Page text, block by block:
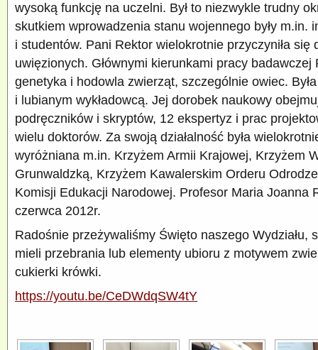
wysoką funkcję na uczelni. Był to niezwykle trudny
skutkiem wprowadzenia stanu wojennego były m.in.
i studentów. Pani Rektor wielokrotnie przyczyniła się
uwięzionych. Głównymi kierunkami pracy badawczej
genetyka i hodowla zwierząt, szczególnie owiec.
i lubianym wykładowcą. Jej dorobek naukowy
podręczników i skryptów, 12 ekspertyz i prac
wielu doktorów. Za swoją działalność była
wyróżniana m.in. Krzyżem Armii Krajowej, Krzyżem
Grunwaldzką, Krzyżem Kawalerskim Orderu
Komisji Edukacji Narodowej. Profesor Maria Joanna
czerwca 2012r.
Radośnie przeżywaliśmy Święto naszego Wydziału,
mieli przebrania lub elementy ubioru z motywem
cukierki krówki.
https://youtu.be/CeDWdqSW4tY